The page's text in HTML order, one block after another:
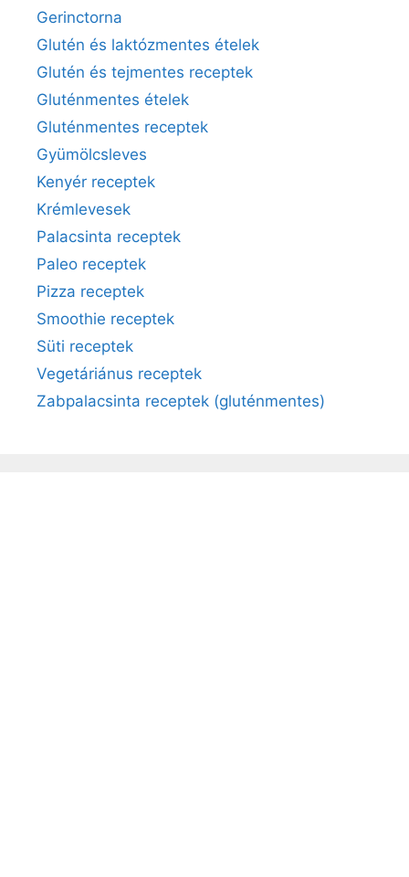
Gerinctorna
Glutén és laktózmentes ételek
Glutén és tejmentes receptek
Gluténmentes ételek
Gluténmentes receptek
Gyümölcsleves
Kenyér receptek
Krémlevesek
Palacsinta receptek
Paleo receptek
Pizza receptek
Smoothie receptek
Süti receptek
Vegetáriánus receptek
Zabpalacsinta receptek (gluténmentes)